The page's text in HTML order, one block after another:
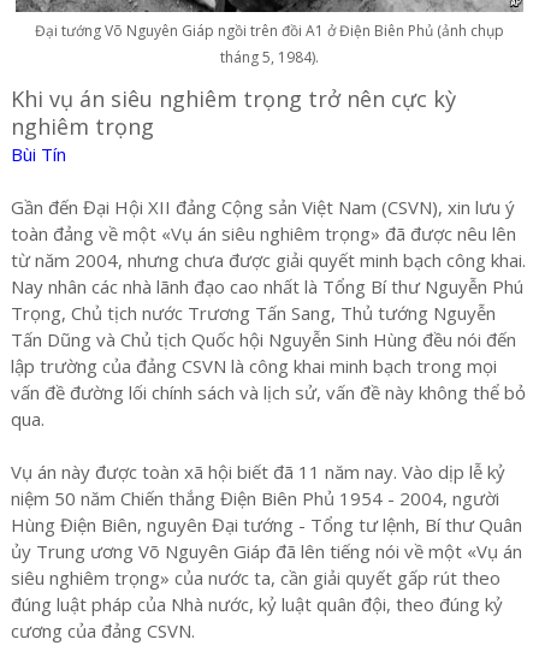
Đại tướng Võ Nguyên Giáp ngồi trên đồi A1 ở Điện Biên Phủ (ảnh chụp
tháng 5, 1984).
Khi vụ án siêu nghiêm trọng trở nên cực kỳ
nghiêm trọng
Bùi Tín
Gần đến Đại Hội XII đảng Cộng sản Việt Nam (CSVN), xin lưu ý
toàn đảng về một «Vụ án siêu nghiêm trọng» đã được nêu lên
từ năm 2004, nhưng chưa được giải quyết minh bạch công khai.
Nay nhân các nhà lãnh đạo cao nhất là Tổng Bí thư Nguyễn Phú
Trọng, Chủ tịch nước Trương Tấn Sang, Thủ tướng Nguyễn
Tấn Dũng và Chủ tịch Quốc hội Nguyễn Sinh Hùng đều nói đến
lập trường của đảng CSVN là công khai minh bạch trong mọi
vấn đề đường lối chính sách và lịch sử, vấn đề này không thể bỏ
qua.
Vụ án này được toàn xã hội biết đã 11 năm nay. Vào dịp lễ kỷ
niệm 50 năm Chiến thắng Điện Biên Phủ 1954 - 2004, người
Hùng Điện Biên, nguyên Đại tướng - Tổng tư lệnh, Bí thư Quân
ủy Trung ương Võ Nguyên Giáp đã lên tiếng nói về một «Vụ án
siêu nghiêm trọng» của nước ta, cần giải quyết gấp rút theo
đúng luật pháp của Nhà nước, kỷ luật quân đội, theo đúng kỷ
cương của đảng CSVN.